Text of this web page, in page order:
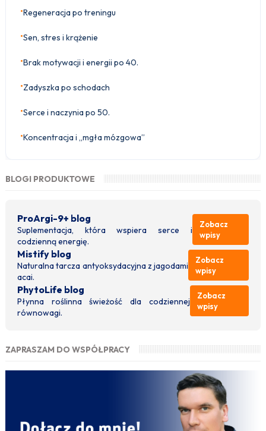
•Regeneracja po treningu
•Sen, stres i krążenie
•Brak motywacji i energii po 40.
•Zadyszka po schodach
•Serce i naczynia po 50.
•Koncentracja i „mgła mózgowa”
BLOGI PRODUKTOWE
ProArgi-9+ blog
Suplementacja, która wspiera serce i
codzienną energię.
Zobacz
wpisy
Mistify blog
Naturalna tarcza antyoksydacyjna z jagodami
acai.
Zobacz
wpisy
PhytoLife blog
Płynna roślinna świeżość dla codziennej
równowagi.
Zobacz
wpisy
ZAPRASZAM DO WSPÓŁPRACY